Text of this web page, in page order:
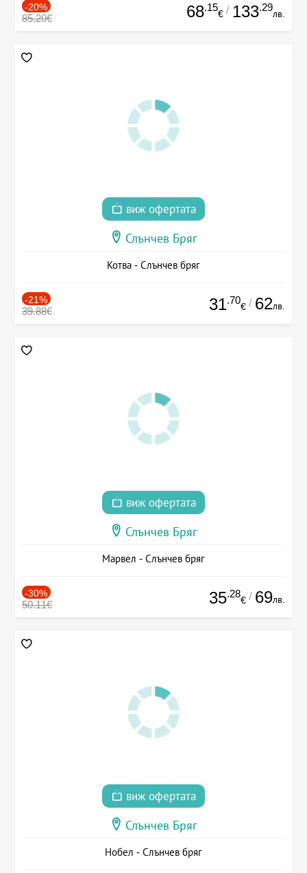
-20%
85.20€ 68.15
€ / 133.29
лв.
виж офертата
Слънчев Бряг
Котва - Слънчев бряг
-21%
39.88€ 31.70
€ / 62лв.
виж офертата
Слънчев Бряг
Марвел - Слънчев бряг
-30%
50.11€ 35.28
€ / 69лв.
виж офертата
Слънчев Бряг
Нобел - Слънчев бряг